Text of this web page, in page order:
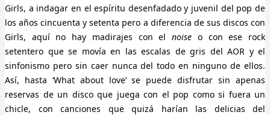
Girls, a indagar en el espíritu desenfadado y juvenil del pop de
los años cincuenta y setenta pero a diferencia de sus discos con
Girls, aquí no hay madirajes con elnoise o con ese rock
setentero que se movía en las escalas de gris del AOR y el
sinfonismo pero sin caer nunca del todo en ninguno de ellos.
Así, hasta ‘What about love’ se puede disfrutar sin apenas
reservas de un disco que juega con el pop como si fuera un
chicle, con canciones que quizá harían las delicias del